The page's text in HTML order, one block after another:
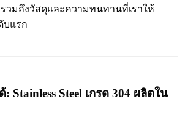
วมถึงวัสดุและความทนทานที่เราให้
บแรก
Stainless Steel เกรด 304 ผลิตใน